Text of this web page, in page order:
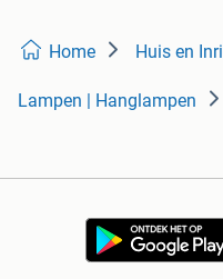
Home Huis en
Lampen | Hanglampen